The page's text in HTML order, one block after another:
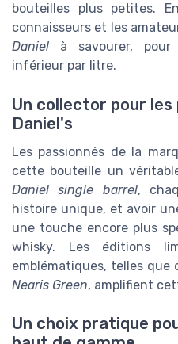
bouteilles plus petites.
connaisseurs et les
Daniel à savourer, pour
inférieur par litre.
Un collector pour
Daniel's
Les passionnés de la
cette bouteille un
Daniel single barrel,
histoire unique, et avoir
une touche encore plus
whisky. Les éditions
emblématiques, telles que
Nearis Green, amplifient
Un choix pratique